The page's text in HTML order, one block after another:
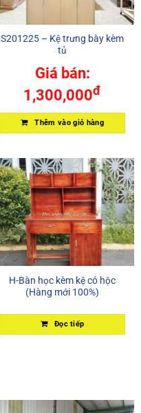
S201225 – Kệ trưng bày kèm
tủ
Giá bán:
1,300,000đ
Thêm vào giỏ hàng
H-Bàn học kèm kệ có hộc
(Hàng mới 100%)
Đọc tiếp